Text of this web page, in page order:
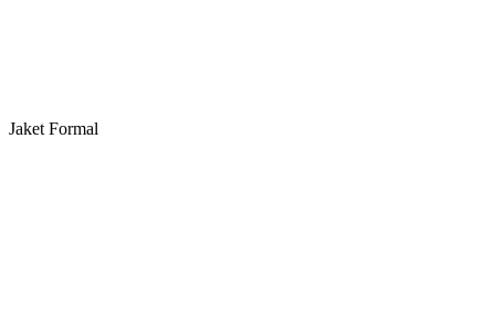
Jaket Formal